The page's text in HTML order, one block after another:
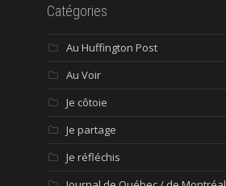
Catégories
Au Huffington Post
Au Voir
Je côtoie
Je partage
Je réfléchis